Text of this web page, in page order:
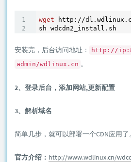
wget http://
安装完，后台访问地址： http://
admin/wdlinux.cn 。
2、登录后台，添加网站,更新配置
3、解析域名
简单几步，就可以部署一个CDN应用了。
官方介绍： http://www.wdlinux.cn/